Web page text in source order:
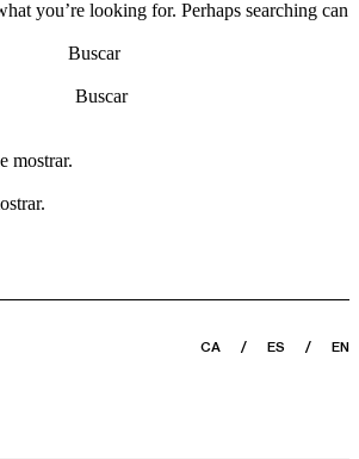
you’re looking for. Perhaps searching can
Buscar
mostrar.
EN
ES
CA